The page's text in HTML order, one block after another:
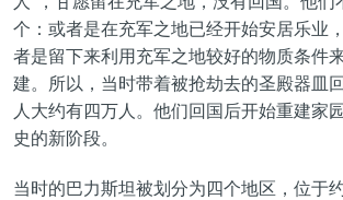
个：或者是在充军之地已经开始安居乐业
者是留下来利用充军之地较好的物质条件
建。所以，当时带着被抢劫去的圣殿器皿
人大约有四万人。他们回国后开始重建家
史的新阶段。
当时的巴力斯坦被划分为四个地区，位于